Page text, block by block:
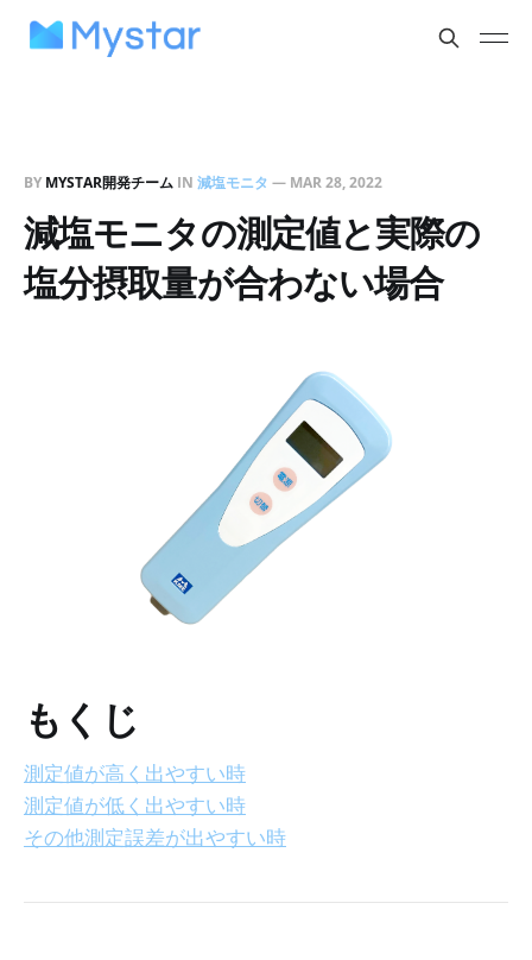
BY MYSTAR開発チーム IN 減塩モニタ — MAR 28, 2022
減塩モニタの測定値と実際の
塩分摂取量が合わない場合
もくじ
測定値が高く出やすい時
測定値が低く出やすい時
その他測定誤差が出やすい時